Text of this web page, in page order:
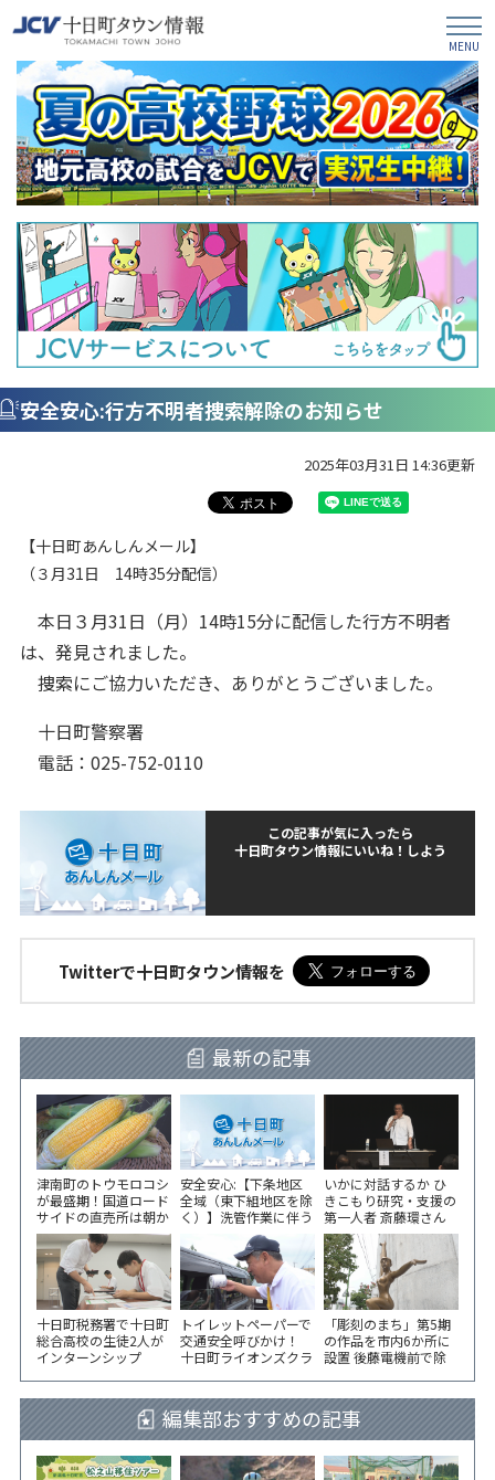
安全安心:行方不明者捜索解除のお知らせ
2025年03月31日 14:36更新
【十日町あんしんメール】
（３月31日 14時35分配信）
本日３月31日（月）14時15分に配信した行方不明者
は、発見されました。
捜索にご協力いただき、ありがとうございました。
十日町警察署
電話：025-752-0110
この記事が気に入ったら
十日町タウン情報にいいね！しよう
Twitterで十日町タウン情報を
最新の記事
津南町のトウモロコシ
が最盛期！国道ロード
サイドの直売所は朝か
ら長い列！
安全安心:【下条地区
全域（東下組地区を除
く）】洗管作業に伴う
水道の濁りの発生につ
いて
いかに対話するか ひ
きこもり研究・支援の
第一人者 斎藤環さん
が千手コミセンで講演
十日町税務署で十日町
総合高校の生徒2人が
インターンシップ
トイレットペーパーで
交通安全呼びかけ！
十日町ライオンズクラ
「彫刻のまち」第5期
の作品を市内6か所に
設置 後藤電機前で除
編集部おすすめの記事